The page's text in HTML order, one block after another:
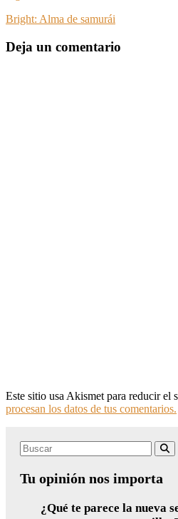
Bright: Alma de samurái
Deja un comentario
Este sitio usa Akismet para reducir el
procesan los datos de tus comentarios.
Search
Tu opinión nos importa
¿Qué te parece la nueva